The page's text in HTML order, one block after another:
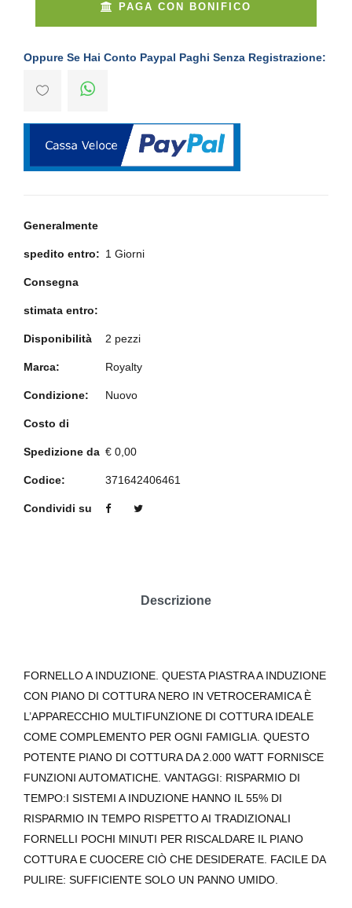
PAGA CON BONIFICO
Oppure Se Hai Conto Paypal Paghi Senza Registrazione:
Generalmente
spedito entro: 1 Giorni
Consegna
stimata entro:
Disponibilità 2 pezzi
Marca: Royalty
Condizione: Nuovo
Costo di
Spedizione da € 0,00
Codice: 371642406461
Condividi su
Descrizione
FORNELLO A INDUZIONE. QUESTA PIASTRA A INDUZIONE
CON PIANO DI COTTURA NERO IN VETROCERAMICA È
L’APPARECCHIO MULTIFUNZIONE DI COTTURA IDEALE
COME COMPLEMENTO PER OGNI FAMIGLIA. QUESTO
POTENTE PIANO DI COTTURA DA 2.000 WATT FORNISCE
FUNZIONI AUTOMATICHE. VANTAGGI: RISPARMIO DI
TEMPO:I SISTEMI A INDUZIONE HANNO IL 55% DI
RISPARMIO IN TEMPO RISPETTO AI TRADIZIONALI
FORNELLI POCHI MINUTI PER RISCALDARE IL PIANO
COTTURA E CUOCERE CIÒ CHE DESIDERATE. FACILE DA
PULIRE: SUFFICIENTE SOLO UN PANNO UMIDO.